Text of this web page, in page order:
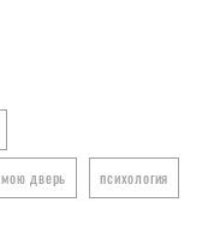
дверь психология